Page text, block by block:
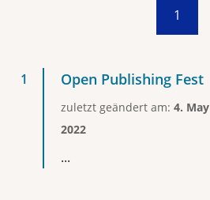
1
Open Publishing Fest
zuletzt geändert am: 4. May
2022
...